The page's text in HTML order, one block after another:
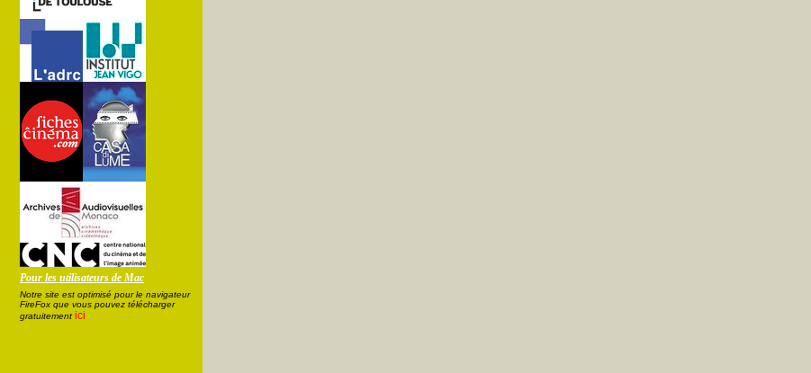
Pour les utilisateurs de Mac
Notre site est optimisé pour le navigateur
FireFox que vous pouvez télécharger
gratuitement ici